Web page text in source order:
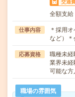
交通
全額支給
仕事内容
＊採用
など）
応募資格
職種未
業界未
可能な
職場の雰囲気